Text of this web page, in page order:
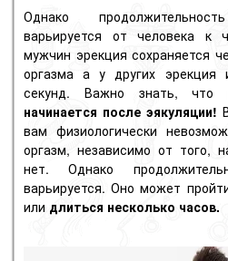
Однако
варьируется от человека к
мужчин эрекция сохраняется
оргазма а у других эрекция
секунд. Важно знать, что
начинается после эякуляции!
вам физиологически
оргазм, независимо от того,
нет. Однако
варьируется. Оно может
или длиться несколько часов.